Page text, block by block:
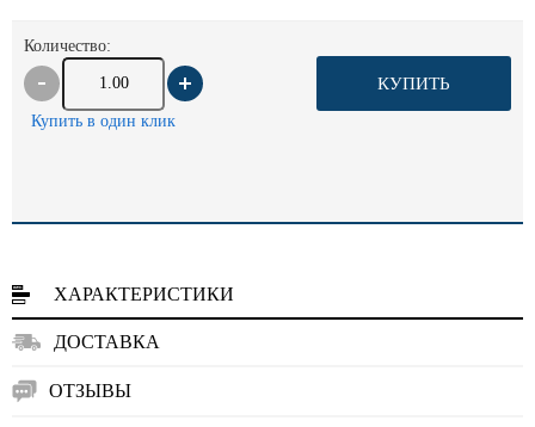
Количество:
КУПИТЬ
Купить в один клик
ХАРАКТЕРИСТИКИ
ДОСТАВКА
ОТЗЫВЫ